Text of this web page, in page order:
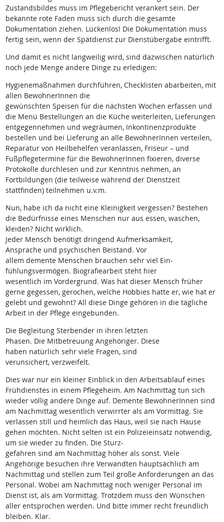
Zustandsbildes muss im Pflegebericht verankert sein. Der
bekannte rote Faden muss sich durch die gesamte
Dokumentation ziehen. Lückenlos! Die Dokumentation muss
fertig sein, wenn der Spätdienst zur Dienstübergabe eintrifft.
Und damit es nicht langweilig wird, sind dazwischen natürlich
noch jede Menge andere Dinge zu erledigen:
Hygienemaßnahmen durchführen, Checklisten abarbeiten, mit
allen BewohnerInnen die
gewünschten Speisen für die nächsten Wochen erfassen und
die Menü Bestellungen an die Küche weiterleiten, Lieferungen
entgegennehmen und wegräumen, Inkontinenzprodukte
bestellen und bei Lieferung an alle BewohnerInnen verteilen,
Reparatur von Heilbehelfen veranlassen, Friseur – und
Fußpflegetermine für die BewohnerInnen fixieren, diverse
Protokolle durchlesen und zur Kenntnis nehmen, an
Fortbildungen (die teilweise während der Dienstzeit
stattfinden) teilnehmen u.v.m.
Nun, habe ich da nicht eine Kleinigkeit vergessen? Bestehen
die Bedürfnisse eines Menschen nur aus essen, waschen,
kleiden? Nicht wirklich.
Jeder Mensch benötigt dringend Aufmerksamkeit,
Ansprache und psychischen Beistand. Vor
allem demente Menschen brauchen sehr viel Ein-
fühlungsvermögen. Biografiearbeit steht hier
wesentlich im Vordergrund. Was hat dieser Mensch früher
gerne gegessen, gerochen, welche Hobbies hatte er, wie hat er
gelebt und gewohnt? All diese Dinge gehören in die tägliche
Arbeit in der Pflege eingebunden.
Die Begleitung Sterbender in ihren letzten
Phasen. Die Mitbetreuung Angehöriger. Diese
haben natürlich sehr viele Fragen, sind
verunsichert, verzweifelt.
Dies war nur ein kleiner Einblick in den Arbeitsablauf eines
Frühdienstes in einem Pflegeheim. Am Nachmittag tun sich
wieder völlig andere Dinge auf. Demente BewohnerInnen sind
am Nachmittag wesentlich verwirrter als am Vormittag. Sie
verlassen still und heimlich das Haus, weil sie nach Hause
gehen möchten. Nicht selten ist ein Polizeieinsatz notwendig,
um sie wieder zu finden. Die Sturz-
gefahren sind am Nachmittag höher als sonst. Viele
Angehörige besuchen ihre Verwandten hauptsächlich am
Nachmittag und stellen zum Teil große Anforderungen an das
Personal. Wobei am Nachmittag noch weniger Personal im
Dienst ist, als am Vormittag. Trotzdem muss den Wünschen
aller entsprochen werden. Und bitte immer recht freundlich
bleiben. Klar.